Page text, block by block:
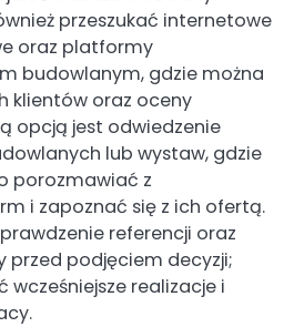
przeszukać internetowe
oraz platformy
budowlanym, gdzie można
klientów oraz oceny
opcją jest odwiedzenie
lub wystaw, gdzie
porozmawiać z
i zapoznać się z ich ofertą.
referencji oraz
podjęciem decyzji;
wcześniejsze realizacje i